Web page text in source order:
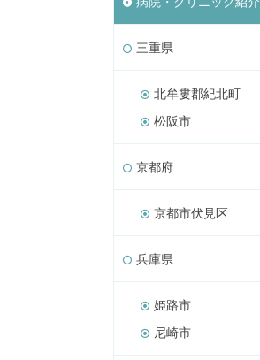
三重県
北牟婁郡紀北町
松阪市
京都府
京都市伏見区
兵庫県
姫路市
尼崎市